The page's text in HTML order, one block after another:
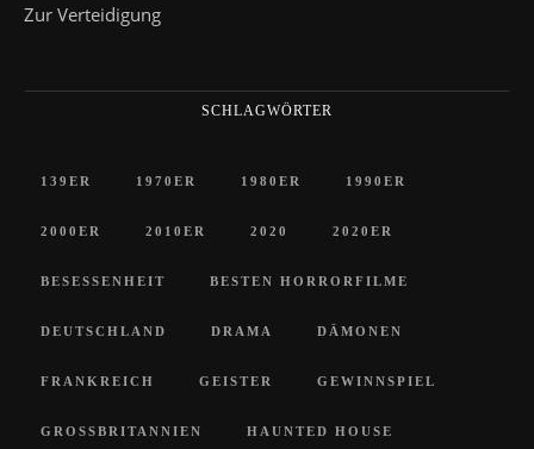
Zur Verteidigung
SCHLAGWÖRTER
139ER 1970ER 1980ER 1990ER
2000ER 2010ER 2020 2020ER
BESESSENHEIT BESTEN HORRORFILME
DEUTSCHLAND DRAMA DÄMONEN
FRANKREICH GEISTER GEWINNSPIEL
GROSSBRITANNIEN HAUNTED HOUSE